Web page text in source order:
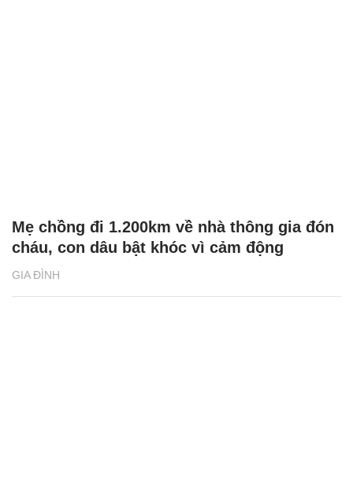
GIA ĐÌNH
Mẹ chồng đi 1.200km về nhà thông gia đón
cháu, con dâu bật khóc vì cảm động